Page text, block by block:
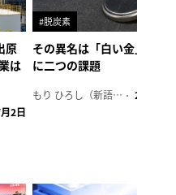
原
は
2日
#脱炭素
その異名は「白い金」、リ
に二つの課題
もり ひろし（新語ウォッチャー） 2023年7